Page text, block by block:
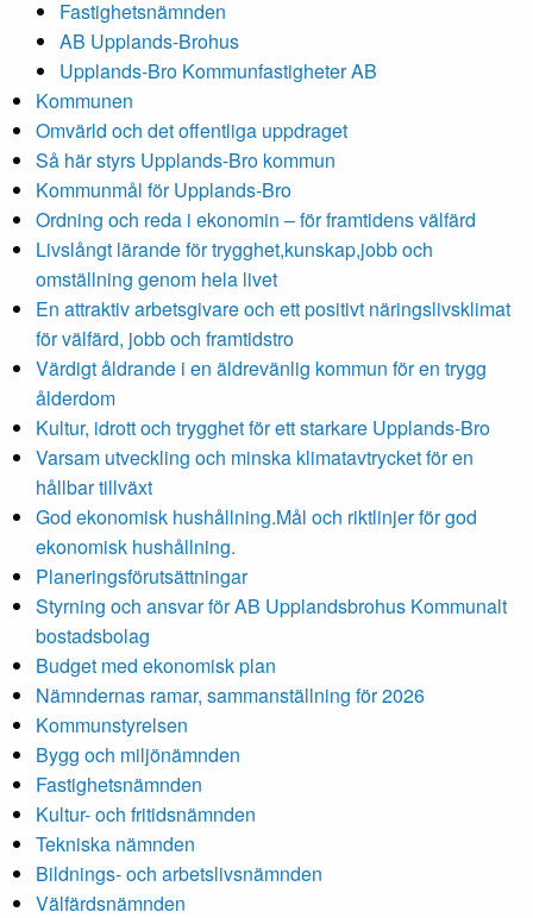
Fastighetsnämnden
AB Upplands-Brohus
Upplands-Bro Kommunfastigheter AB
Kommunen
Omvärld och det offentliga uppdraget
Så här styrs Upplands-Bro kommun
Kommunmål för Upplands-Bro
Ordning och reda i ekonomin – för framtidens välfärd
Livslångt lärande för trygghet,kunskap,jobb och
omställning genom hela livet
En attraktiv arbetsgivare och ett positivt näringslivsklimat
för välfärd, jobb och framtidstro
Värdigt åldrande i en äldrevänlig kommun för en trygg
ålderdom
Kultur, idrott och trygghet för ett starkare Upplands-Bro
Varsam utveckling och minska klimatavtrycket för en
hållbar tillväxt
God ekonomisk hushållning.Mål och riktlinjer för god
ekonomisk hushållning.
Planeringsförutsättningar
Styrning och ansvar för AB Upplandsbrohus Kommunalt
bostadsbolag
Budget med ekonomisk plan
Nämndernas ramar, sammanställning för 2026
Kommunstyrelsen
Bygg och miljönämnden
Fastighetsnämnden
Kultur- och fritidsnämnden
Tekniska nämnden
Bildnings- och arbetslivsnämnden
Välfärdsnämnden